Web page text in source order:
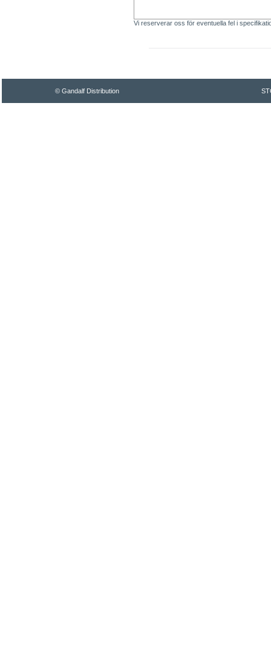
Vi reserverar oss för eventuella fel i
© Gandalf Distribution